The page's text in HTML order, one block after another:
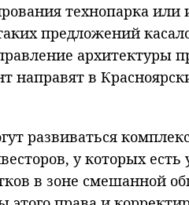
технопарка или
предложений
архитектуры
направят в
развиваться
у которых есть
в зоне смешанной